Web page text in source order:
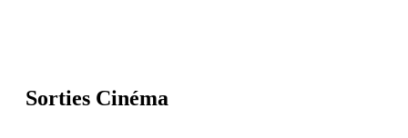
Sorties Cinéma